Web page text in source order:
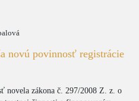
novú povinnosť registrácie
novela zákona č. 297/2008 Z. z. o